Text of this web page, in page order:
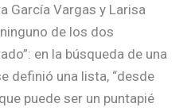
García Vargas y Larisa
de los dos
en la búsqueda de una
definió una lista, “desde
puede ser un puntapié